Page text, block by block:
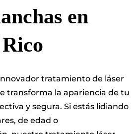
en
tratamiento de láser
transforma la apariencia de tu
y segura. Si estás lidiando
de edad o